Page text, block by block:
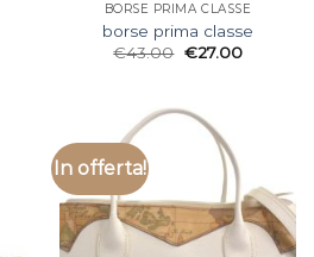
BORSE PRIMA CLASSE
borse prima classe
€43.00 €27.00
In offerta!